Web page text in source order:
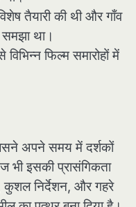
तैयारी की थी और गाँव
था।
फिल्म समारोहों में
अपने समय में दर्शकों
भी इसकी प्रासंगिकता
कुशल निर्देशन, और गहरे